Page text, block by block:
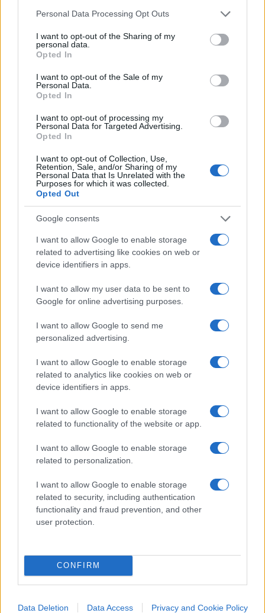
Personal Data Processing Opt Outs
I want to opt-out of the Sharing of my
personal data.
Opted In
I want to opt-out of the Sale of my
Personal Data.
Opted In
I want to opt-out of processing my
Personal Data for Targeted Advertising.
Opted In
I want to opt-out of Collection, Use,
Retention, Sale, and/or Sharing of my
Personal Data that Is Unrelated with the
Purposes for which it was collected.
Opted Out
Google consents
I want to allow Google to enable storage
related to advertising like cookies on web or
device identifiers in apps.
I want to allow my user data to be sent to
Google for online advertising purposes.
I want to allow Google to send me
personalized advertising.
I want to allow Google to enable storage
related to analytics like cookies on web or
device identifiers in apps.
I want to allow Google to enable storage
related to functionality of the website or app.
I want to allow Google to enable storage
related to personalization.
I want to allow Google to enable storage
related to security, including authentication
functionality and fraud prevention, and other
user protection.
CONFIRM
Data Deletion Data Access Privacy and Cookie Policy
all’autogrill di Montepulciano est. Tornava dalla
gioiosa manifestazione di Piazza del Popolo per
Fratelli d’Italia. Pare siano stati fermati e
Donzelli,responsabile nazionale
dell’organizzazione di FdI. “Questa è la tolleranza
che dimostrano alcuni soggetti estremisti di
sinistra nei confronti di chi non la pensa come
rappresentanti del centro sinistra”, aggiunge
Stefano Cavedagna, portavoce nazionale dei
Giovani di Fratelli d’Italia.
Domanda: fosse successo a un giovane militante
PD, avrebbero o no parlato di squadracce nere e
rischio autoritario? Risposta: sì. In questo caso,
Leggi i commenti
SEDUTE SATIRICHE
Vignetta del 04/08/2026
Vai all'archivio delle vignette
La sinistra riparta
dall’islamocomunismo